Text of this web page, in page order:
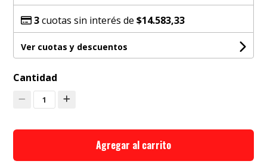
3cuotas sin interés de$14.583,33
Ver cuotas y descuentos
Cantidad
1
Agregar al carrito